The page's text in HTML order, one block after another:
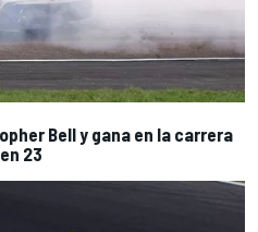
Bell y gana en la carrera
23